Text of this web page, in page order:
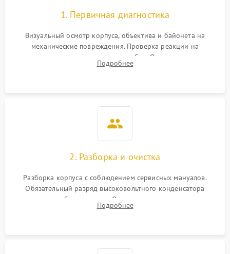
1. Первичная диагностика
Визуальный осмотр корпуса, объектива и байонета на
механические повреждения. Проверка реакции на
включение, считывание кодов ошибок. Оценка состояния
матрицы и затвора, проверка работы автофокуса и вспышки.
Подробнее
2. Разборка и очистка
Разборка корпуса с соблюдением сервисных мануалов.
Обязательный разряд высоковольтного конденсатора
вспышки для безопасности. Очистка внутренних узлов от
пыли, песка и следов влаги с помощью спецсредств.
Подробнее